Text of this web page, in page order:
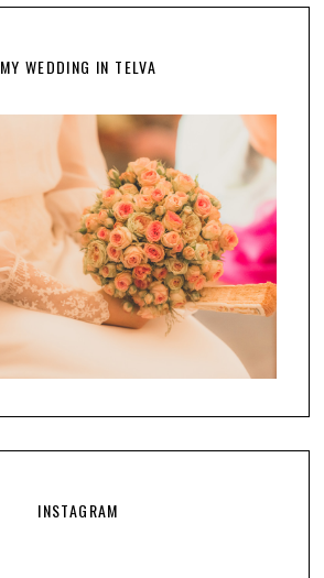
MY WEDDING IN TELVA
INSTAGRAM